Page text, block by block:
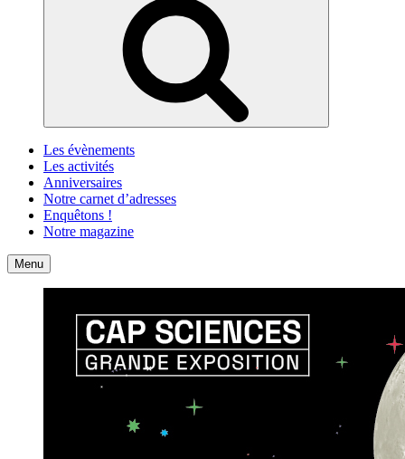
Les évènements
Les activités
Anniversaires
Notre carnet d’adresses
Enquêtons !
Notre magazine
Accueil
Menu Contact